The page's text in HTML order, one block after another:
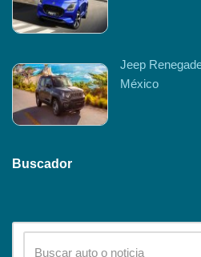
Jeep
México
Buscador